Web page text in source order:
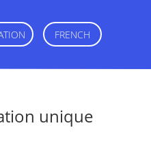
FRENCH
unique